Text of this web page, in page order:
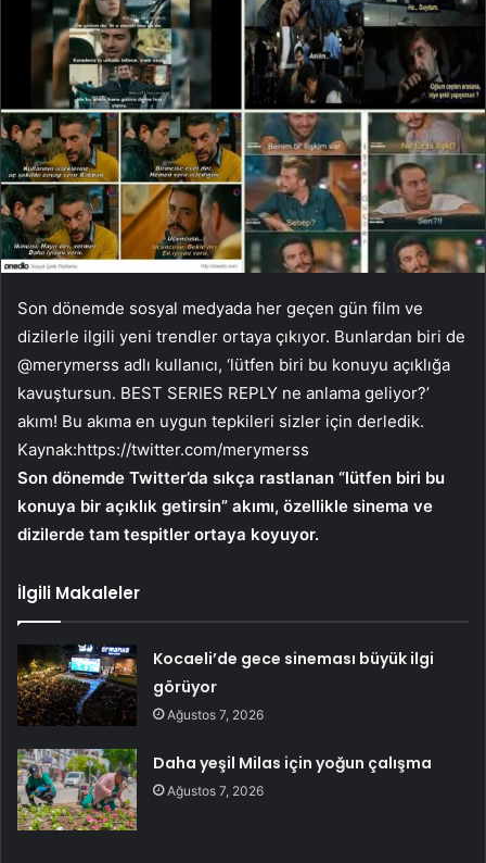
Son dönemde sosyal medyada her geçen gün film ve
dizilerle ilgili yeni trendler ortaya çıkıyor. Bunlardan biri de
@merymerss adlı kullanıcı, ‘lütfen biri bu konuyu açıklığa
kavuştursun. BEST SERIES REPLY ne anlama geliyor?’
akım! Bu akıma en uygun tepkileri sizler için derledik.
Kaynak:https://twitter.com/merymerss
Son dönemde Twitter’da sıkça rastlanan “lütfen biri bu
konuya bir açıklık getirsin” akımı, özellikle sinema ve
dizilerde tam tespitler ortaya koyuyor.
İlgili Makaleler
Kocaeli’de gece sineması büyük ilgi
görüyor
Ağustos 7, 2026
Daha yeşil Milas için yoğun çalışma
Ağustos 7, 2026